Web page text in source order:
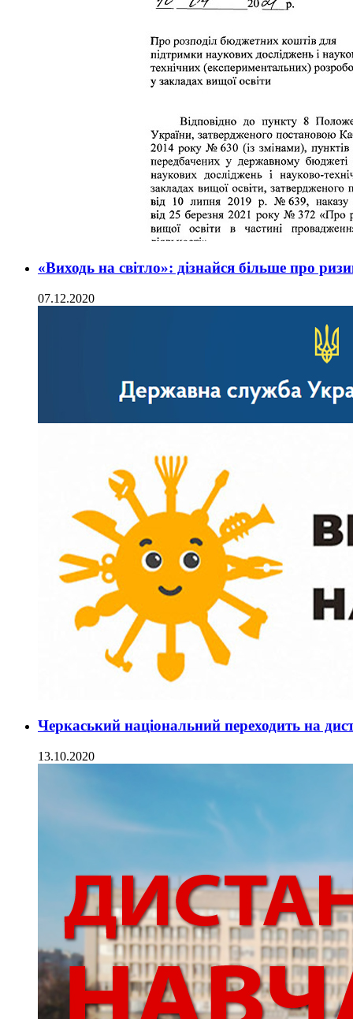
«Виходь на світло»: дізнайся більше про
07.12.2020
Черкаський національний переходить на
13.10.2020